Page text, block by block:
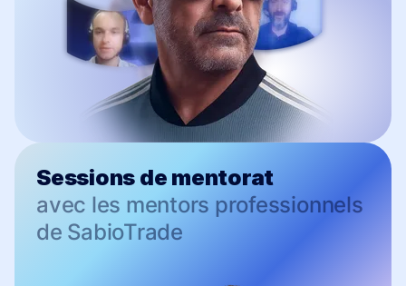
Sessions de mentorat
avec les mentors professionnels
de SabioTrade